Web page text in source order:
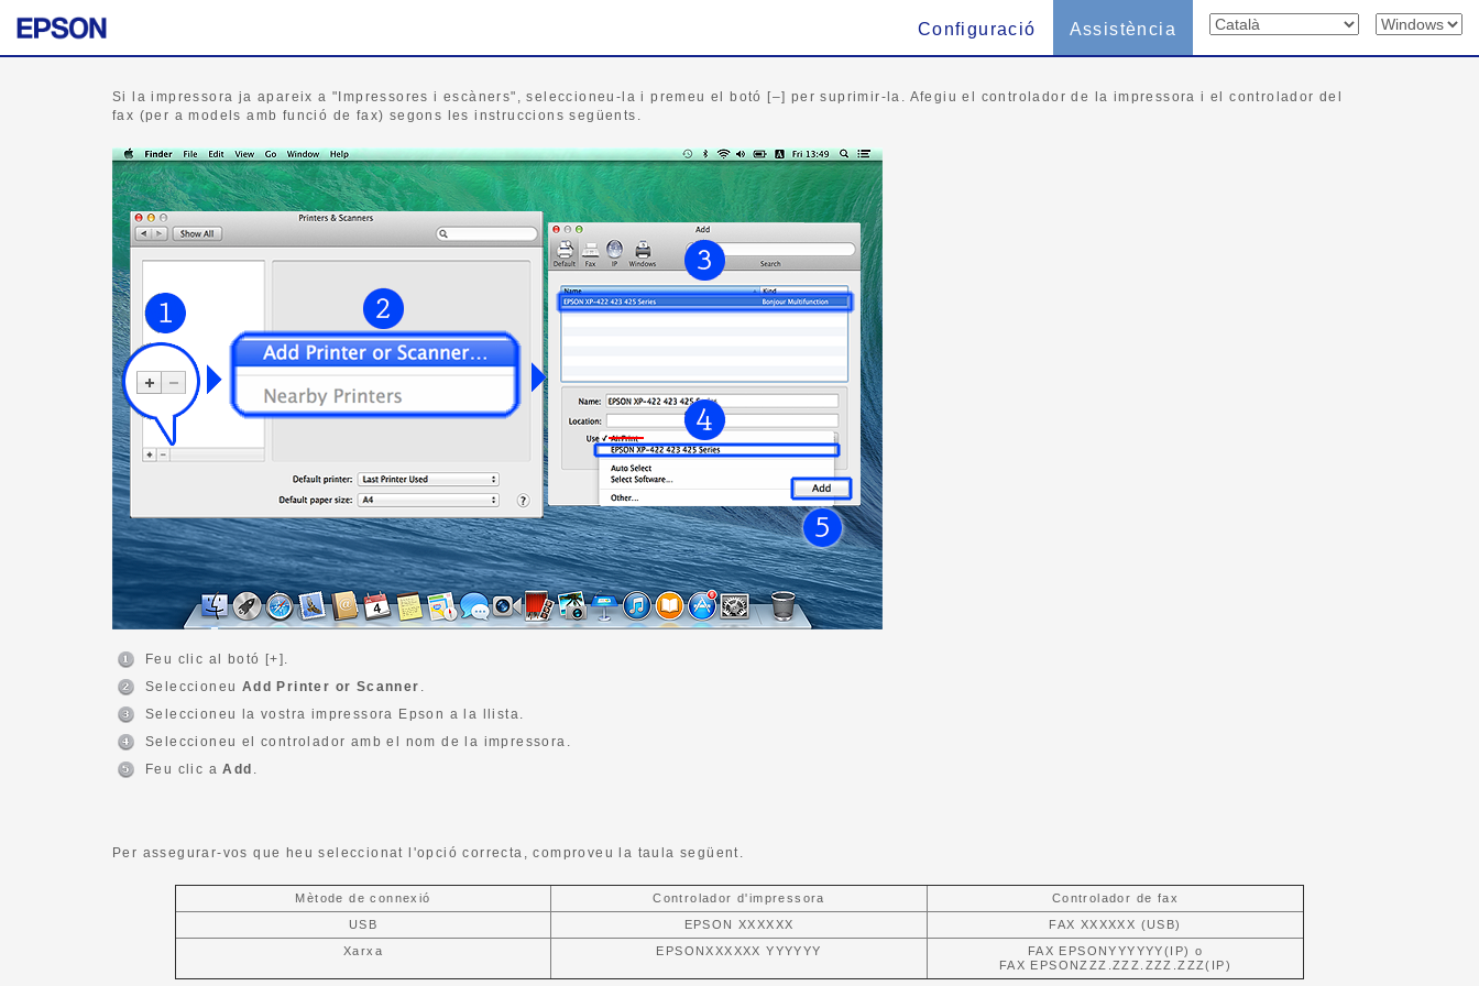
Configuració Assistència
Si la impressora ja apareix a "Impressores i escàners", seleccioneu-la i premeu el botó [–] per suprimir-la. Afegiu el controlador de la impressora i el controlador del
fax (per a models amb funció de fax) segons les instruccions següents.
Feu clic al botó [+].
Seleccioneu Add Printer or Scanner .
Seleccioneu la vostra impressora Epson a la llista.
Seleccioneu el controlador amb el nom de la impressora.
Feu clic aAdd .
Per assegurar-vos que heu seleccionat l'opció correcta, comproveu la taula següent.
Mètode de connexió Controlador d'impressora
Controlador de fax
USB
EPSON XXXXXX
FAX XXXXXX (USB)
Xarxa
EPSONXXXXXX YYYYYY
FAX EPSONYYYYYY(IP) o
FAX EPSONZZZ.ZZZ.ZZZ.ZZZ(IP)